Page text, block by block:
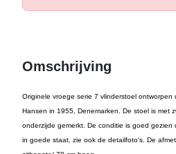
Omschrijving
Originele vroege serie 7 vlinderstoel ontworpen
Hansen in 1955, Denemarken. De stoel is met
onderzijde gemerkt. De conditie is goed gezien
in goede staat, zie ook de detailfoto's. De